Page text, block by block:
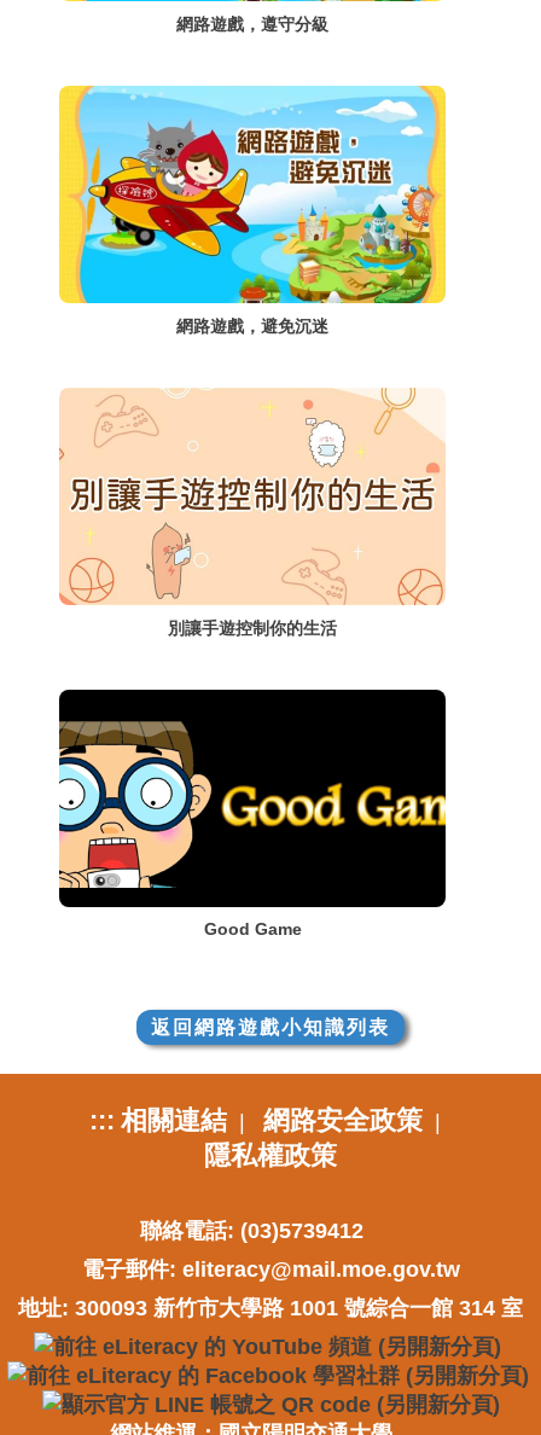
網路遊戲，遵守分級
網路遊戲，避免沉迷
別讓手遊控制你的生活
Good Game
返回網路遊戲小知識列表
::: 相關連結| 網路安全政策|
隱私權政策
聯絡電話: (03)5739412
電子郵件: eliteracy@mail.moe.gov.tw
地址: 300093 新竹市大學路 1001 號綜合一館 314 室